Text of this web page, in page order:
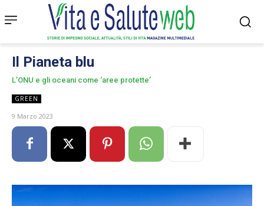
Il Pianeta blu
L’ONU e gli oceani come ‘aree protette’
GREEN
9 Marzo 2023